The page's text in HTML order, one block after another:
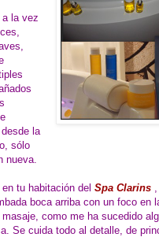
la vez
la
sólo
nueva.
tu habitación del Spa Clarins
boca arriba con un foco en
como me ha sucedido
Se cuida todo al detalle, de